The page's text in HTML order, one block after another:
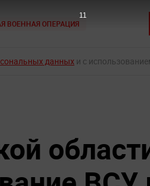
ВОЕННАЯ ОПЕРАЦИЯ
данных и с
9